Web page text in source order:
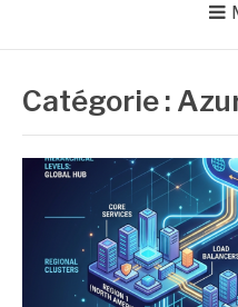
Catégorie :